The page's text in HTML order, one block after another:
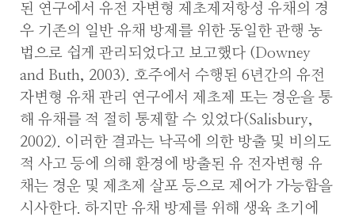
된 연구에서 유전 자변형 제초제저항성 유채의 경
우 기존의 일반 유채 방제를 위한 동일한 관행 농
법으로 쉽게 관리되었다고 보고했다 (Downey
and Buth, 2003). 호주에서 수행된 6년간의 유전
자변형 유채 관리 연구에서 제초제 또는 경운을 통
해 유채를 적 절히 통제할 수 있었다(Salisbury,
2002). 이러한 결과는 낙곡에 의한 방출 및 비의도
적 사고 등에 의해 환경에 방출된 유 전자변형 유
채는 경운 및 제초제 살포 등으로 제어가 가능함을
시사한다. 하지만 유채 방제를 위해 생육 초기에